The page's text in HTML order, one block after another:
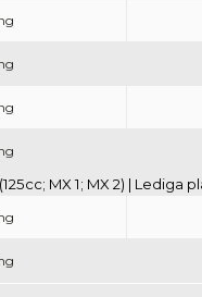
MX 1; MX 2) | Lediga